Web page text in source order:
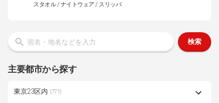
スタオル / ナイトウェア / スリッパ
検索
主要都市から探す
東京23区内 (771)